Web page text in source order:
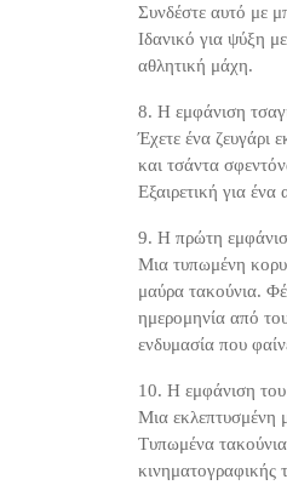
Συνδέστε αυτό με
Ιδανικό για ψύξη
αθλητική μάχη.
8. Η εμφάνιση
Έχετε ένα ζευγάρι
και τσάντα
Εξαιρετική για ένα
9. Η πρώτη
Μια τυπωμένη
μαύρα τακούνια.
ημερομηνία από
ενδυμασία που
10. Η εμφάνιση του
Μια εκλεπτυσμένη
Τυπωμένα
κινηματογραφικής